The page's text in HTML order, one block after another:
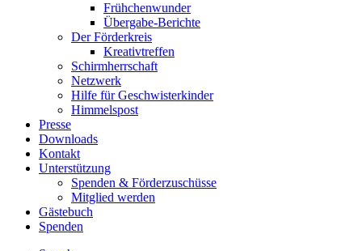
Frühchenwunder
Übergabe-Berichte
Der Förderkreis
Kreativtreffen
Schirmherrschaft
Netzwerk
Hilfe für Geschwisterkinder
Himmelspost
Presse
Downloads
Kontakt
Unterstützung
Spenden & Förderzuschüsse
Mitglied werden
Gästebuch
Spenden